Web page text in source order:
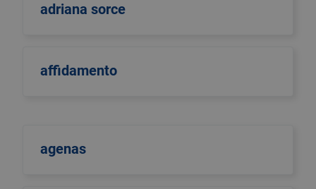
adriana sorce
affidamento
agenas